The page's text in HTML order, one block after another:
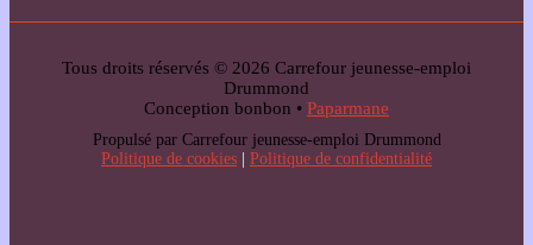
Tous droits réservés © 2026 Carrefour jeunesse-emploi
Drummond
Conception bonbon • Paparmane
Propulsé par Carrefour jeunesse-emploi Drummond
Politique de cookies | Politique de confidentialité